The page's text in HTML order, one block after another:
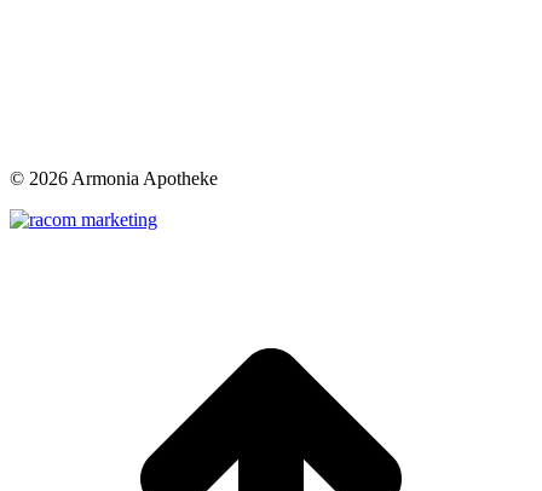
© 2026 Armonia Apotheke